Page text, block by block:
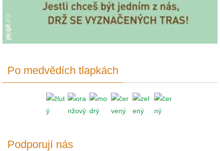
Po medvědích tlapkách
Podporují nás